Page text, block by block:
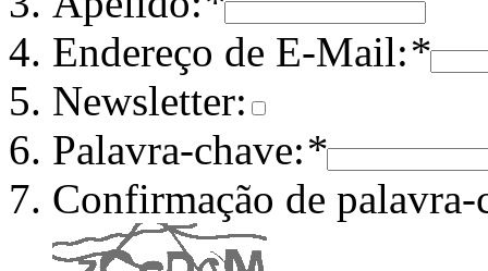
Endereço de E-Mail:*
Newsletter:
Palavra-chave:*
Confirmação de palavra-